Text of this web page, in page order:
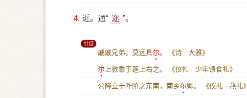
4. 近。通“ 迩 ”。
引证
戚戚兄弟，莫远具尔。 《诗 · 大雅》
尔 上敦黍于筵上右之。 《仪礼 · 少牢馈食礼》
公降立于阼阶之东南，南乡尔卿。 《仪礼 · 燕礼》